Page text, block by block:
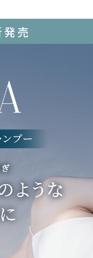
います。
洗いあがり
のブルーでカバー